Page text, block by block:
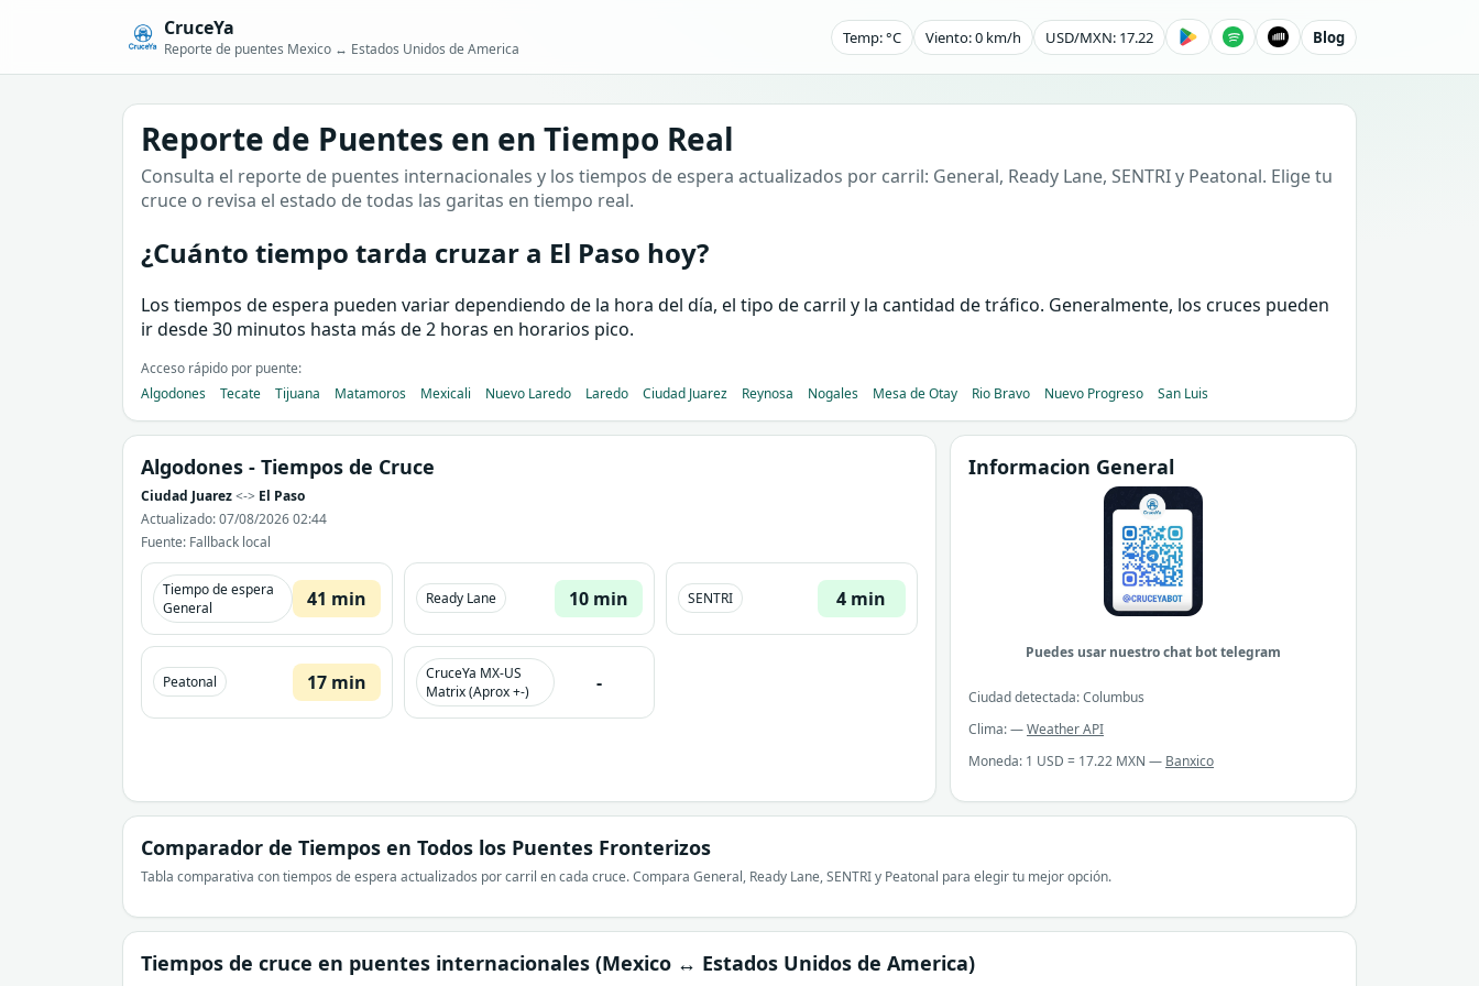
CruceYa
Reporte de puentes Mexico ↔ Estados Unidos de America
Temp: °C Viento: 0 km/h USD/MXN: 17.22 Blog
Reporte de Puentes en en Tiempo Real
Consulta el reporte de puentes internacionales y los tiempos de espera actualizados por carril: General, Ready Lane, SENTRI y Peatonal. Elige tu
cruce o revisa el estado de todas las garitas en tiempo real.
¿Cuánto tiempo tarda cruzar a El Paso hoy?
Los tiempos de espera pueden variar dependiendo de la hora del día, el tipo de carril y la cantidad de tráfico. Generalmente, los cruces pueden
ir desde 30 minutos hasta más de 2 horas en horarios pico.
Acceso rápido por puente:
Algodones
Tecate Tijuana Matamoros Mexicali Nuevo Laredo Laredo Ciudad Juarez Reynosa Nogales Mesa de Otay Rio Bravo Nuevo Progreso San Luis
Algodones - Tiempos de Cruce
Ciudad Juarez<-> El Paso
Actualizado: 07/08/2026 02:44
Fuente: Fallback local
Tiempo de espera
General
41 min Ready Lane 10 min SENTRI 4 min
Peatonal 17 min
CruceYa MX-US
Matrix (Aprox +-)
-
Informacion General
Puedes usar nuestro chat bot telegram
Ciudad detectada: Columbus
Clima: —Weather API
Moneda: 1 USD = 17.22 MXN — Banxico
Comparador de Tiempos en Todos los Puentes Fronterizos
Tabla comparativa con tiempos de espera actualizados por carril en cada cruce. Compara General, Ready Lane, SENTRI y Peatonal para elegir tu mejor opción.
Tiempos de cruce en puentes internacionales (Mexico ↔ Estados Unidos de America)